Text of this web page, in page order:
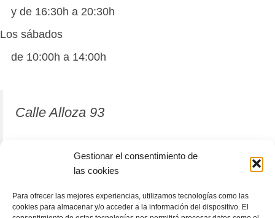
Gestionar el consentimiento de
las cookies
Para ofrecer las mejores experiencias, utilizamos tecnologías como las
cookies para almacenar y/o acceder a la información del dispositivo. El
y de 16:30h a 20:30h
Los sábados
de 10:00h a 14:00h
Calle Alloza 93
12001 Castellón de la Plana
964 81 37 63